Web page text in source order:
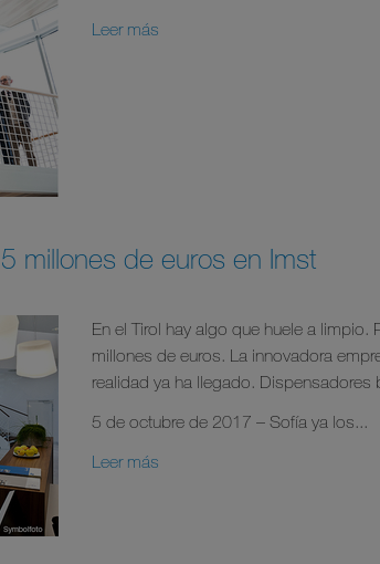
Leer más
millones de euros en Imst
En el Tirol hay algo que huele a limpio.
millones de euros. La innovadora
realidad ya ha llegado. Dispensadores
5 de octubre de 2017 – Sofía ya los...
Leer más